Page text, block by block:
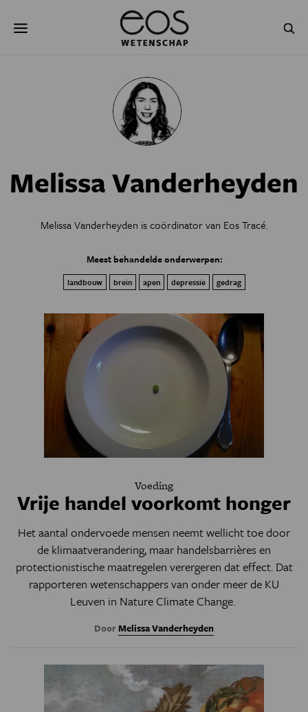
naar
NATUURWETENSCHAPPEN
PSYCHE & BREIN BLOGS
Melissa Vanderheyden
Melissa Vanderheyden is coördinator van Eos Tracé.
Meest behandelde onderwerpen:
landbouw brein apen depressie gedrag
Voeding
Vrije handel voorkomt honger
Het aantal ondervoede mensen neemt wellicht toe door
de klimaatverandering, maar handelsbarrières en
protectionistische maatregelen verergeren dat effect. Dat
rapporteren wetenschappers van onder meer de KU
Leuven in Nature Climate Change.
DoorMelissa Vanderheyden